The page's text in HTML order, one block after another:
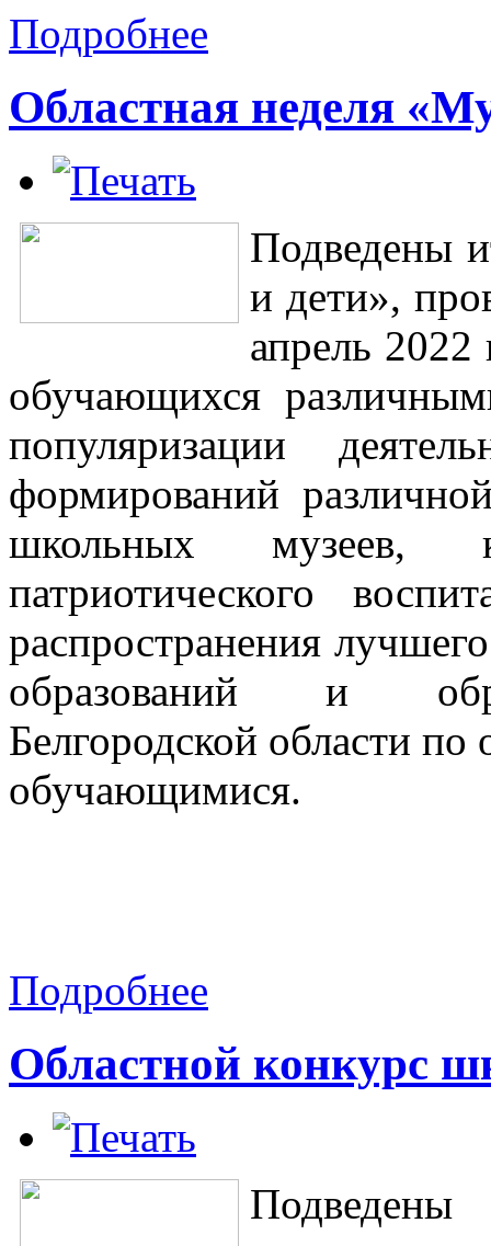
Подробнее
Областная неделя
Подведены
и дети»,
апрель 2022
обучающихся
популяризации
формирований
школьных музеев,
патриотического
распространения
образований и
Белгородской области
обучающимися.
Подробнее
Областной конкурс
Подведены